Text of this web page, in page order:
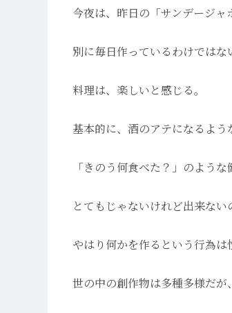
今夜は、昨日の「サンデージャ
別に毎日作っているわけではな
料理は、楽しいと感じる。
基本的に、酒のアテになるよう
「きのう何食べた？」のよう
とてもじゃないけれど出来ない
やはり何かを作るという行為は
世の中の創作物は多種多様だが、